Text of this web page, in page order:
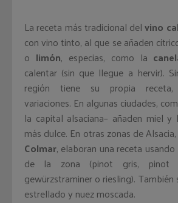
La receta más tradicional delvino
con vino tinto, al que se añaden
o limón, especias, como la
calentar (sin que llegue a hervir).
región tiene su propia receta,
variaciones. En algunas ciudades,
la capital alsaciana– añaden miel y
más dulce. En otras zonas de
Colmar, elaboran una receta
de la zona (pinot gris, pinot
gewürzstraminer o riesling). También
estrellado y nuez moscada.